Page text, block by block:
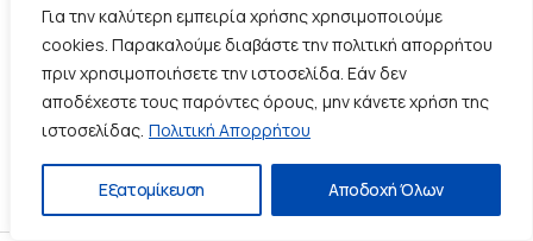
Για την καλύτερη εμπειρία χρήσης χρησιμοποιούμε
cookies. Παρακαλούμε διαβάστε την πολιτική απορρήτου
πριν χρησιμοποιήσετε την ιστοσελίδα. Εάν δεν
αποδέχεστε τους παρόντες όρους, μην κάνετε χρήση της
ιστοσελίδας. Πολιτική Απορρήτου
Εξατομίκευση Αποδοχή Όλων
Χρήσιμα
Διάφορα
Ακολουθήστε μας